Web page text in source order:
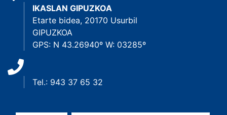
IKASLAN GIPUZKOA
Etarte bidea, 20170 Usurbil
GIPUZKOA
GPS: N 43.26940º W: 03285º
Tel.: 943 37 65 32